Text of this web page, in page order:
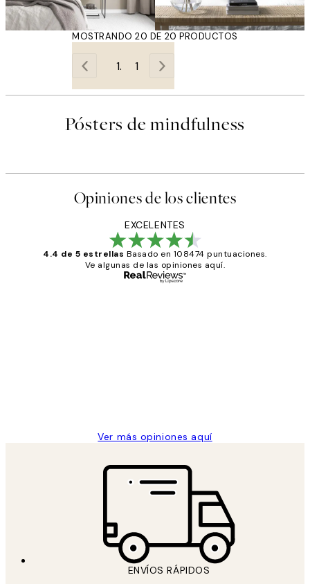
MOSTRANDO 20 DE 20 PRODUCTOS
1
Pósters de mindfulness
Opiniones de los clientes
EXCELENTES
4.4 de 5 estrellas Basado en 108474 puntuaciones.
Ve algunas de las opiniones aquí.
Ver más opiniones aquí
ENVÍOS RÁPIDOS